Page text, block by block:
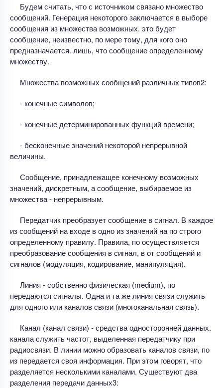
Будем считать, что с источником связано множество
сообщений. Генерация некоторого заключается в выборе
сообщения из множества возможных. это будет
сообщение, неизвестно, по мере тому, для кого оно
предназначается. лишь, что сообщение определенному
множеству.
Множества возможных сообщений различных типов2:
- конечные символов;
- конечные детерминированных функций времени;
- бесконечные значений некоторой непрерывной
величины.
Сообщение, принадлежащее конечному возможных
значений, дискретным, а сообщение, выбираемое из
множества - непрерывным.
Передатчик преобразует сообщение в сигнал. В каждое
из сообщений на входе в одно из значений на по строго
определенному правилу. Правила, по осуществляется
преобразование сообщения в сигнал, в от сообщений и
сигналов (модуляция, кодирование, манипуляция).
Линия - собственно физическая (medium), по
передаются сигналы. Одна и та же линия связи служить
для одного или каналов связи (многоканальная связь).
Канал (канал связи) - средства односторонней данных.
канала служить частот, выделенная передатчику при
радиосвязи. В линии можно образовать каналов связи, по
из передается своя информация. При этом говорят, что
разделяется несколькими каналами. Существуют два
разделения передачи данных3: